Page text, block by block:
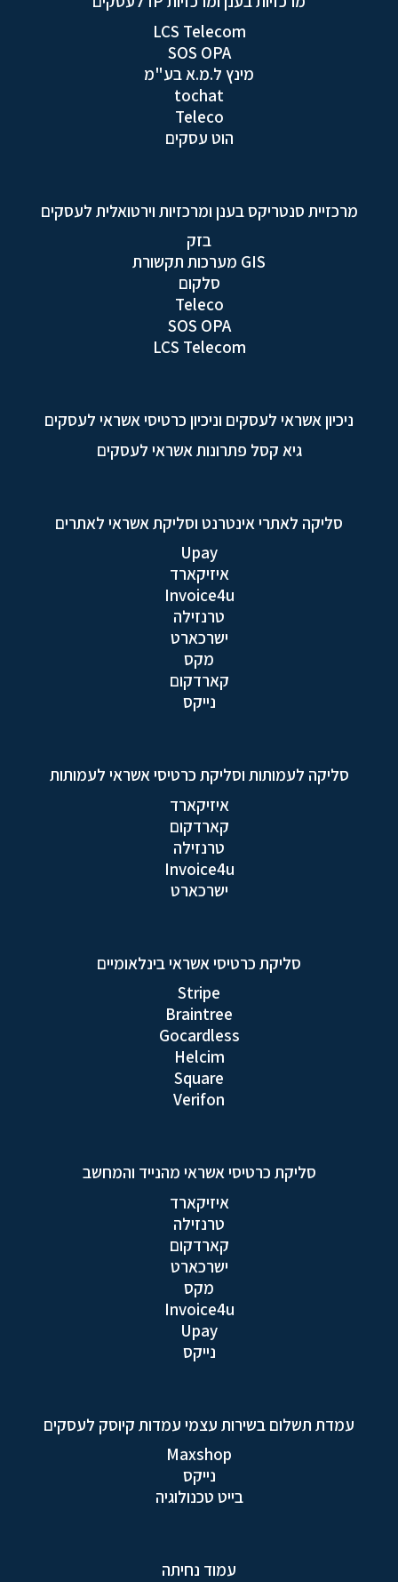
LCS Telecom
SOS OPA
מינץ ל.מ.א בע"מ
tochat
Teleco
הוט עסקים
מרכזיית סנטריקס בענן ומרכזיות וירטואלית לעסקים
בזק
GIS מערכות תקשורת
סלקום
Teleco
SOS OPA
LCS Telecom
ניכיון אשראי לעסקים וניכיון כרטיסי אשראי לעסקים
גיא קסל פתרונות אשראי לעסקים
סליקה לאתרי אינטרנט וסליקת אשראי לאתרים
Upay
איזיקארד
Invoice4u
טרנזילה
ישרכארט
מקס
קארדקום
נייקס
סליקה לעמותות וסליקת כרטיסי אשראי לעמותות
איזיקארד
קארדקום
טרנזילה
Invoice4u
ישרכארט
סליקת כרטיסי אשראי בינלאומיים
Stripe
Braintree
Gocardless
Helcim
Square
Verifon
סליקת כרטיסי אשראי מהנייד והמחשב
איזיקארד
טרנזילה
קארדקום
ישרכארט
מקס
Invoice4u
Upay
נייקס
עמדת תשלום בשירות עצמי עמדות קיוסק לעסקים
Maxshop
נייקס
בייט טכנולוגיה
עמוד נחיתה